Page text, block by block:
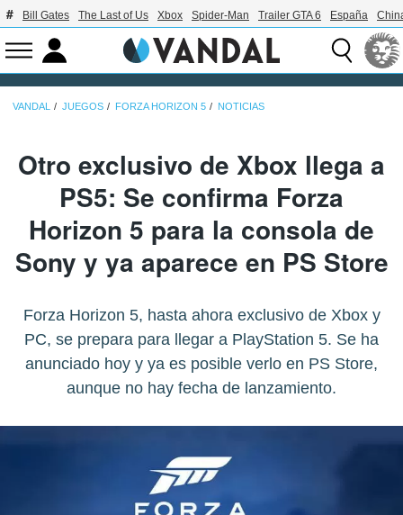
Bill Gates The Last of Us Xbox Spider-Man Trailer GTA 6 España
VANDAL JUEGOS FORZA HORIZON 5 NOTICIAS
Otro exclusivo de Xbox llega a
PS5: Se confirma Forza
Horizon 5 para la consola de
Sony y ya aparece en PS Store
Forza Horizon 5, hasta ahora exclusivo de Xbox y
PC, se prepara para llegar a PlayStation 5. Se ha
anunciado hoy y ya es posible verlo en PS Store,
aunque no hay fecha de lanzamiento.